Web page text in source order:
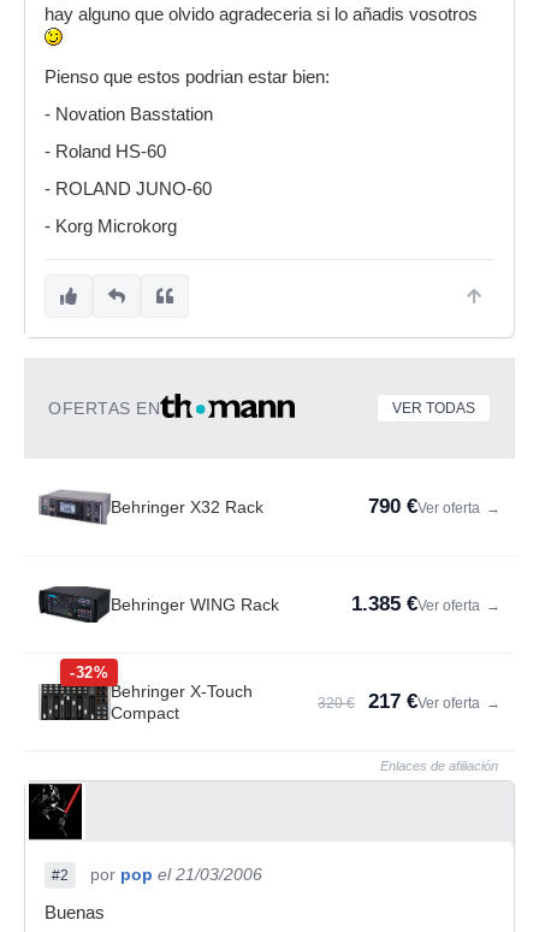
hay alguno que olvido agradeceria si lo añadis vosotros
Pienso que estos podrian estar bien:
- Novation Basstation
- Roland HS-60
- ROLAND JUNO-60
- Korg Microkorg
OFERTAS EN VER TODAS
Behringer X32 Rack 790 €Ver oferta →
Behringer WING Rack 1.385 €Ver oferta →
-32%
Behringer X-Touch
Compact
320 € 217 €Ver oferta →
Enlaces de afiliación
#2 por pop el 21/03/2006
Buenas